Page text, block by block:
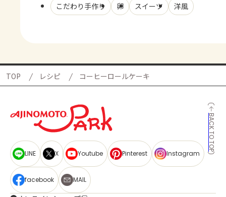
こだわり手作り 卵 スイーツ 洋風
TOP レシピ コーヒーロールケーキ
BACK TO TOP
LINE X Youtube Pinterest Instagram
facebook MAIL